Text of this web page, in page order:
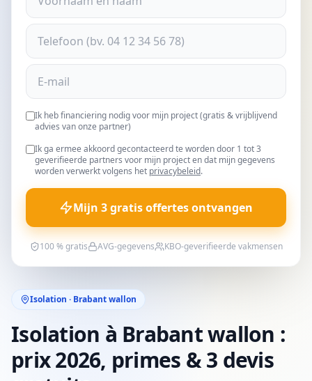
Isolation · Brabant wallon
Isolation à Brabant wallon :
prix 2026, primes & 3 devis
Ik heb financiering nodig voor mijn project (gratis & vrijblijvend
advies van onze partner)
Ik ga ermee akkoord gecontacteerd te worden door 1 tot 3
geverifieerde partners voor mijn project en dat mijn gegevens
worden verwerkt volgens het privacybeleid.
Mijn 3 gratis offertes ontvangen
100 % gratis AVG-gegevens KBO-geverifieerde vakmensen